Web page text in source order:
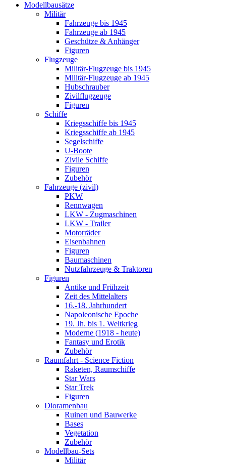
Modellbausätze
Militär
Fahrzeuge bis 1945
Fahrzeuge ab 1945
Geschütze & Anhänger
Figuren
Flugzeuge
Militär-Flugzeuge bis 1945
Militär-Flugzeuge ab 1945
Hubschrauber
Zivilflugzeuge
Figuren
Schiffe
Kriegsschiffe bis 1945
Kriegsschiffe ab 1945
Segelschiffe
U-Boote
Zivile Schiffe
Figuren
Zubehör
Fahrzeuge (zivil)
PKW
Rennwagen
LKW - Zugmaschinen
LKW - Trailer
Motorräder
Eisenbahnen
Figuren
Baumaschinen
Nutzfahrzeuge & Traktoren
Figuren
Antike und Frühzeit
Zeit des Mittelalters
16.-18. Jahrhundert
Napoleonische Epoche
19. Jh. bis 1. Weltkrieg
Moderne (1918 - heute)
Fantasy und Erotik
Zubehör
Raumfahrt - Science Fiction
Raketen, Raumschiffe
Star Wars
Star Trek
Figuren
Dioramenbau
Ruinen und Bauwerke
Bases
Vegetation
Zubehör
Modellbau-Sets
Militär